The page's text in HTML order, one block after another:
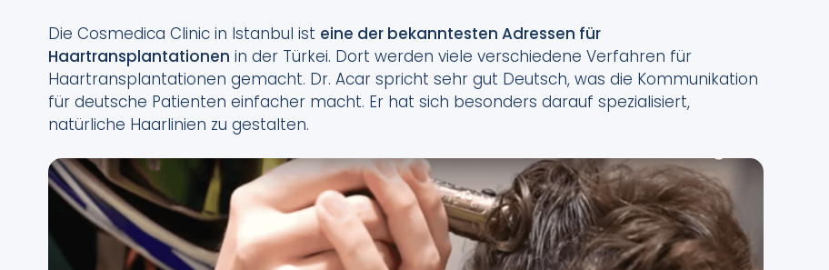
Die Cosmedica Clinic in Istanbul ist eine der bekanntesten Adressen für
Haartransplantationen in der Türkei. Dort werden viele verschiedene Verfahren für
Haartransplantationen gemacht. Dr. Acar spricht sehr gut Deutsch, was die Kommunikation
für deutsche Patienten einfacher macht. Er hat sich besonders darauf spezialisiert,
natürliche Haarlinien zu gestalten.